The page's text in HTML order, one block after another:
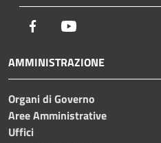
Facebook
AMMINISTRAZIONE
Organi di Governo
Aree Amministrative
Uffici